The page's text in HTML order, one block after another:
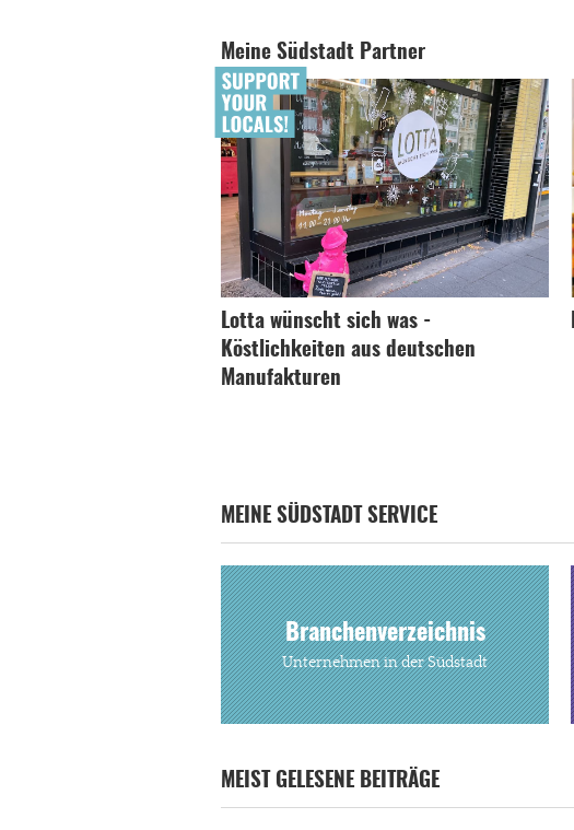
Meine Südstadt Partner
Lotta wünscht sich was -
Köstlichkeiten aus deutschen
Manufakturen
MEINE SÜDSTADT SERVICE
Branchenverzeichnis
Unternehmen in der Südstadt
MEIST GELESENE BEITRÄGE